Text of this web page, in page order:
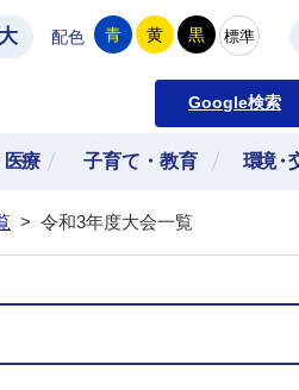
ホームページ
配色 青 黄 黒 標準
Google検索
医療 子育て・教育 環境・
> 令和3年度大会一覧